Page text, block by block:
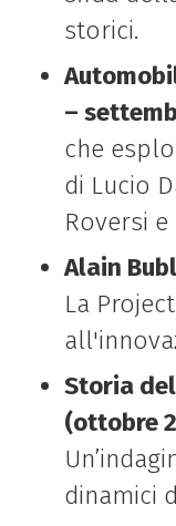
storici.
–
che
di Lucio
Roversi
Alain
La
Storia
(ottobre
dinamici